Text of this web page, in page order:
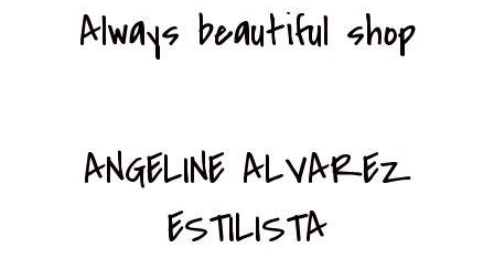
Always beautiful shop
ANGELINE ALVAREZ
ESTILISTA